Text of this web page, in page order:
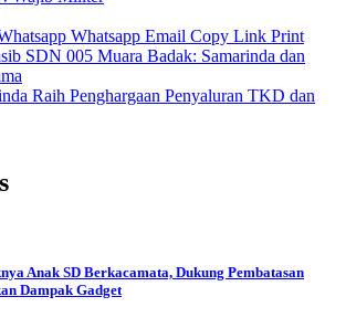
Whatsapp Email Copy Link Print
SDN 005 Muara Badak: Samarinda dan
Raih Penghargaan Penyaluran TKD dan
Anak SD Berkacamata, Dukung Pembatasan
Dampak Gadget